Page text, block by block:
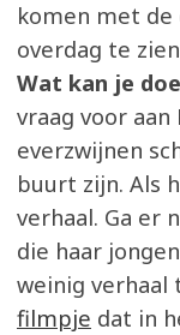
komen met de
overdag te
Wat kan je
vraag voor
everzwijnen
buurt zijn. Als
verhaal. Ga er
die haar
weinig verhaal
filmpje dat in